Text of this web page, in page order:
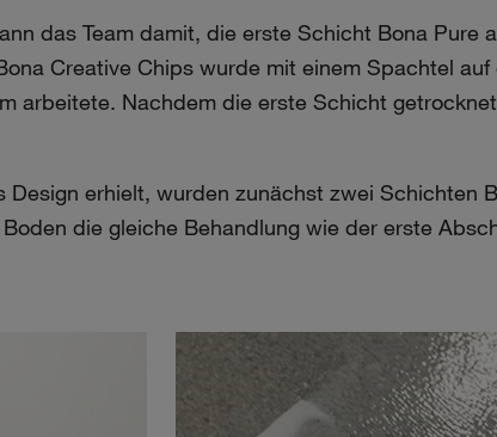
das Team damit, die erste Schicht Bona Pure
Creative Chips wurde mit einem Spachtel
arbeitete. Nachdem die erste Schicht
erhielt, wurden zunächst zwei Schichten
die gleiche Behandlung wie der erste